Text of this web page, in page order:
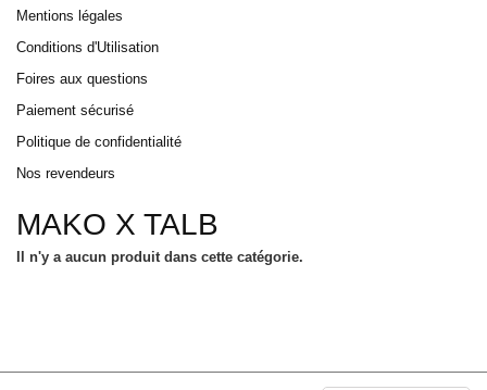
Mentions légales
Conditions d'Utilisation
Foires aux questions
Paiement sécurisé
Politique de confidentialité
Nos revendeurs
MAKO X TALB
Il n'y a aucun produit dans cette catégorie.